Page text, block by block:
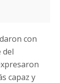
con
del
capaz y